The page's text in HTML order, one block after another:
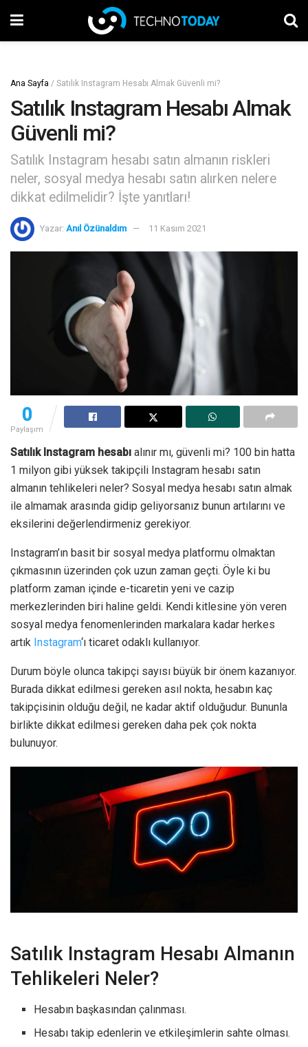
Ana Sayfa / Satılık Instagram Hesabı Almak Güvenli mi?
Satılık Instagram Hesabı Almak
Güvenli mi?
Satılık Instagram hesabı satın almanın riskleri
neler, sosyal medya hesabı satın alırken nelere
dikkat edilmelidir? İşte yanıtları!
Yazar: Anıl Özünaldım 11 Kasım 2021
0
Paylaşım
Satılık Instagram hesabı alınır mı, güvenli mi? 100 bin hatta
1 milyon gibi yüksek takipçili Instagram hesabı satın
almanın tehlikeleri neler? Sosyal medya hesabı satın almak
ile almamak arasında gidip geliyorsanız bunun artılarını ve
eksilerini değerlendirmeniz gerekiyor.
Instagram’ın basit bir sosyal medya platformu olmaktan
çıkmasının üzerinden çok uzun zaman geçti. Öyle ki bu
platform zaman içinde e-ticaretin yeni ve cazip
merkezlerinden biri haline geldi. Kendi kitlesine yön veren
sosyal medya fenomenlerinden markalara kadar herkes
artık Instagram‘ı ticaret odaklı kullanıyor.
Durum böyle olunca takipçi sayısı büyük bir önem kazanıyor.
Burada dikkat edilmesi gereken asıl nokta, hesabın kaç
takipçisinin olduğu değil, ne kadar aktif olduğudur. Bununla
birlikte dikkat edilmesi gereken daha pek çok nokta
bulunuyor.
Satılık Instagram Hesabı Almanın
Tehlikeleri Neler?
Hesabın başkasından çalınması.
Hesabı takip edenlerin ve etkileşimlerin sahte olması.